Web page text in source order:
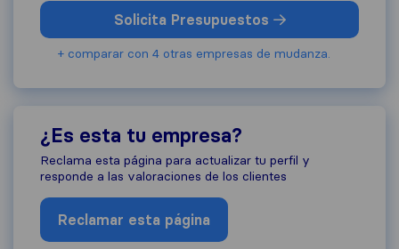
Solicita Presupuestos
+ comparar con 4 otras empresas de mudanza.
¿Es esta tu empresa?
Reclama esta página para actualizar tu perfil y
responde a las valoraciones de los clientes
Reclamar esta página